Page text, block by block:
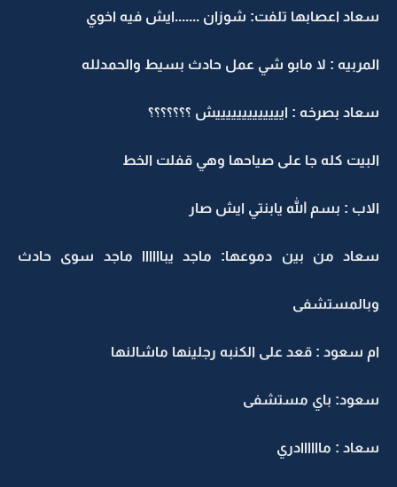
سعاد اعصابها تلفت: شوزان .......ايش فيه اخوي
المربيه : لا مابو شي عمل حادث بسيط والحمدلله
سعاد بصرخه : ايييييييييييييش ؟؟؟؟؟؟؟
البيت كله جا على صياحها وهي قفلت الخط
الاب : بسم الله يابنتي ايش صار
سعاد من بين دموعها: ماجد يباااااا ماجد سوى حادث
وبالمستشفى
ام سعود : قعد على الكنبه رجلينها ماشالنها
سعود: باي مستشفى
سعاد : ماااااادري